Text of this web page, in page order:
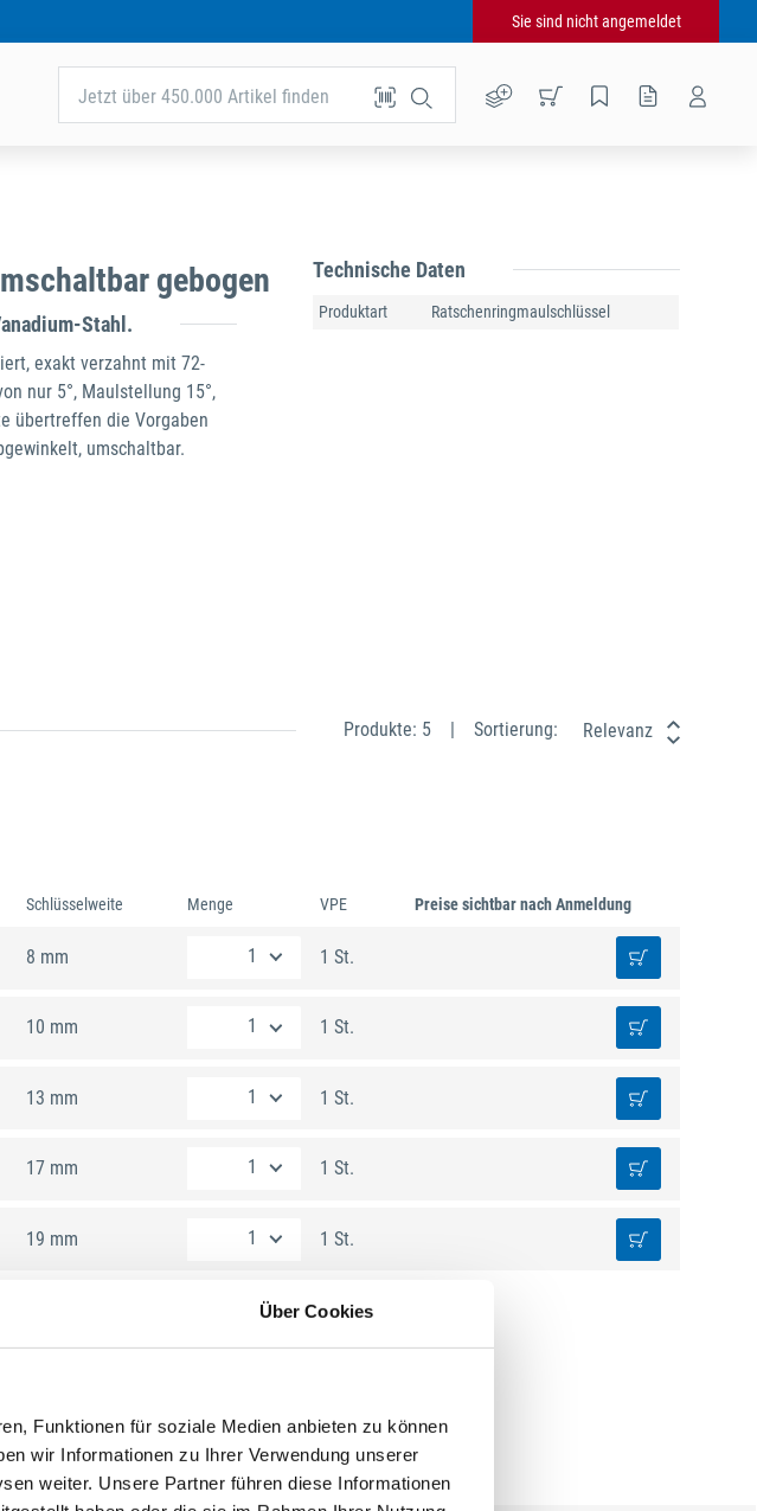
Über Cookies
Funktionen für soziale Medien anbieten zu können
wir Informationen zu Ihrer Verwendung unserer
weiter. Unsere Partner führen diese Informationen
Sie sind nicht angemeldet
Jetzt über 450.000 Artikel finden
gebogen
Stahl.
exakt verzahnt mit 72-
nur 5°, Maulstellung 15°,
übertreffen die Vorgaben
umschaltbar.
Technische Daten
Produktart Ratschenringmaulschlüssel
Produkte: 5 Sortierung: Relevanz
Schlüsselweite Menge VPE Preise sichtbar nach Anmeldung
8 mm 1 St.
10 mm 1 St.
13 mm 1 St.
17 mm 1 St.
19 mm 1 St.